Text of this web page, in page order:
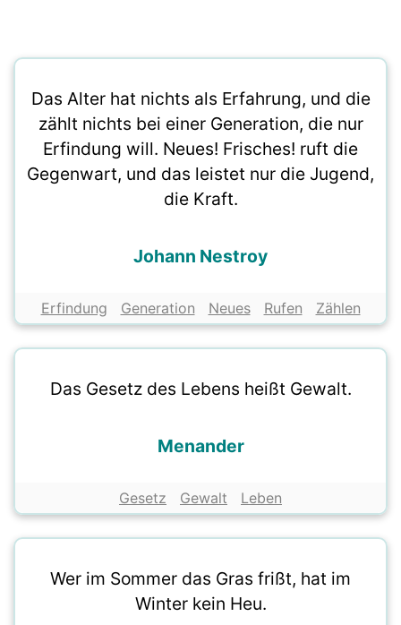
Das Alter hat nichts als Erfahrung, und die
zählt nichts bei einer Generation, die nur
Erfindung will. Neues! Frisches! ruft die
Gegenwart, und das leistet nur die Jugend,
die Kraft.
Johann Nestroy
Erfindung Generation Neues Rufen Zählen
Das Gesetz des Lebens heißt Gewalt.
Menander
Gesetz Gewalt Leben
Wer im Sommer das Gras frißt, hat im
Winter kein Heu.